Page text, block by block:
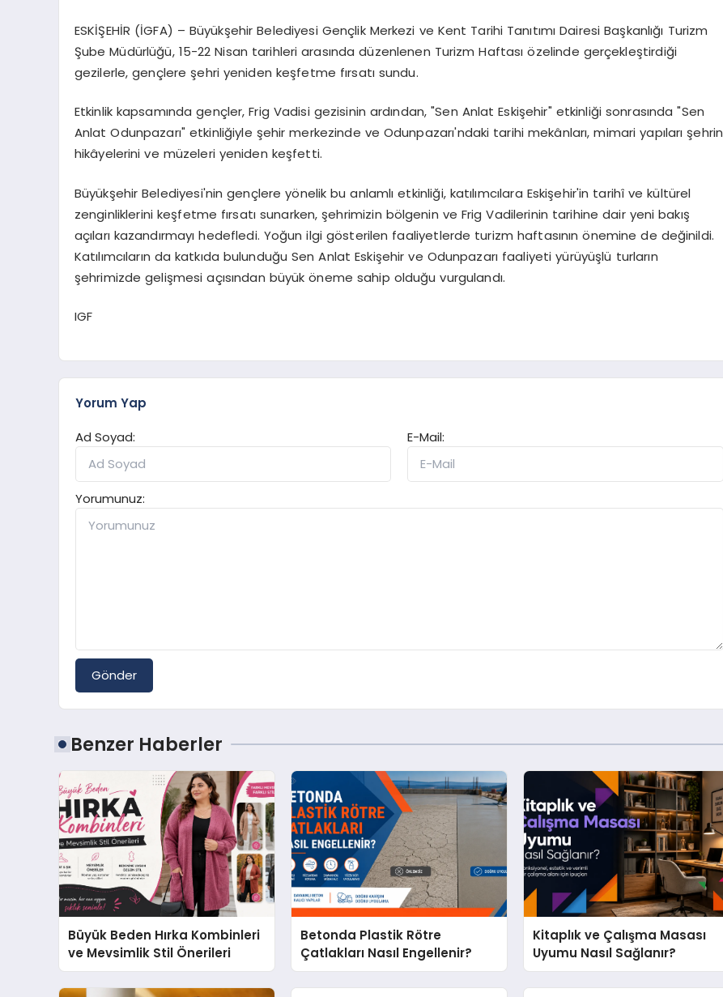
ESKİŞEHİR (İGFA) – Büyükşehir Belediyesi Gençlik Merkezi ve Kent Tarihi Tanıtımı Dairesi Başkanlığı Turizm
Şube Müdürlüğü, 15-22 Nisan tarihleri arasında düzenlenen Turizm Haftası özelinde gerçekleştirdiği
gezilerle, gençlere şehri yeniden keşfetme fırsatı sundu.
Etkinlik kapsamında gençler, Frig Vadisi gezisinin ardından, "Sen Anlat Eskişehir" etkinliği sonrasında "Sen
Anlat Odunpazarı" etkinliğiyle şehir merkezinde ve Odunpazarı'ndaki tarihi mekânları, mimari yapıları şehrin
hikâyelerini ve müzeleri yeniden keşfetti.
Büyükşehir Belediyesi'nin gençlere yönelik bu anlamlı etkinliği, katılımcılara Eskişehir'in tarihî ve kültürel
zenginliklerini keşfetme fırsatı sunarken, şehrimizin bölgenin ve Frig Vadilerinin tarihine dair yeni bakış
açıları kazandırmayı hedefledi. Yoğun ilgi gösterilen faaliyetlerde turizm haftasının önemine de değinildi.
Katılımcıların da katkıda bulunduğu Sen Anlat Eskişehir ve Odunpazarı faaliyeti yürüyüşlü turların
şehrimizde gelişmesi açısından büyük öneme sahip olduğu vurgulandı.
IGF
Yorum Yap
Ad Soyad:
E-Mail:
Yorumunuz:
Gönder
Benzer Haberler
Büyük Beden Hırka Kombinleri
ve Mevsimlik Stil Önerileri
Betonda Plastik Rötre
Çatlakları Nasıl Engellenir?
Kitaplık ve Çalışma Masası
Uyumu Nasıl Sağlanır?